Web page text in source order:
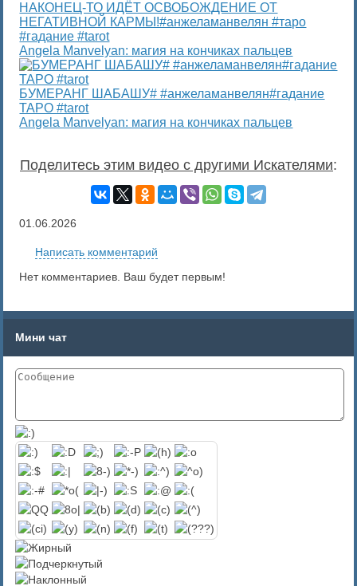
НАКОНЕЦ-ТО ИДЁТ ОСВОБОЖДЕНИЕ ОТ
НЕГАТИВНОЙ КАРМЫ!#анжеламанвелян #таро
#гадание #tarot
Angela Manvelyan: магия на кончиках пальцев
БУМЕРАНГ ШАБАШУ# #анжеламанвелян#гадание
ТАРО #tarot
Angela Manvelyan: магия на кончиках пальцев
Поделитесь этим видео с другими Искателями:
01.06.2026
Написать комментарий
Нет комментариев. Ваш будет первым!
Мини чат